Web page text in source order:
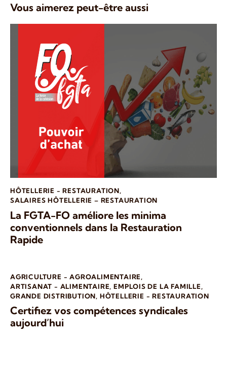
Vous aimerez peut-être aussi
HÔTELLERIE - RESTAURATION,
SALAIRES HÔTELLERIE – RESTAURATION
La FGTA-FO améliore les minima
conventionnels dans la Restauration
Rapide
AGRICULTURE - AGROALIMENTAIRE,
ARTISANAT - ALIMENTAIRE,EMPLOIS DE LA FAMILLE,
GRANDE DISTRIBUTION, HÔTELLERIE - RESTAURATION
Certifiez vos compétences syndicales
aujourd’hui